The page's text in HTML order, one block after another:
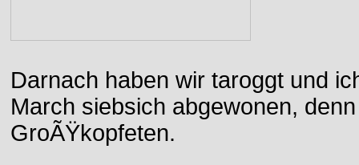
Darnach haben wir taroggt und
March siebsich abgewonen,
GroÃŸkopfeten.